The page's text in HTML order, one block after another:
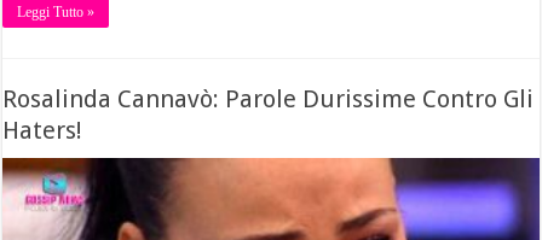
Leggi Tutto »
Rosalinda Cannavò: Parole Durissime Contro Gli
Haters!